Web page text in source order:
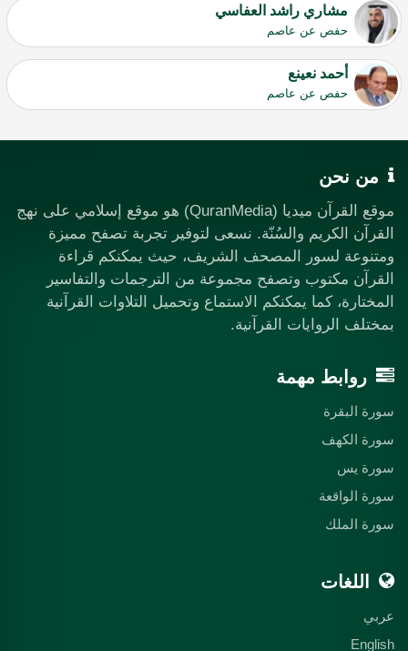
مشاري راشد العفاسي
حفص عن عاصم
أحمد نعينع
حفص عن عاصم
من نحن
موقع القرآن ميديا (QuranMedia) هو موقع إسلامي على نهج
القرآن الكريم والسُنّة. نسعى لتوفير تجربة تصفح مميزة
ومتنوعة لسور المصحف الشريف، حيث يمكنكم قراءة
القرآن مكتوب وتصفح مجموعة من الترجمات والتفاسير
المختارة، كما يمكنكم الاستماع وتحميل التلاوات القرآنية
بمختلف الروايات القرآنية.
روابط مهمة
سورة البقرة
سورة الكهف
سورة يس
سورة الواقعة
سورة الملك
اللغات
عربي
English